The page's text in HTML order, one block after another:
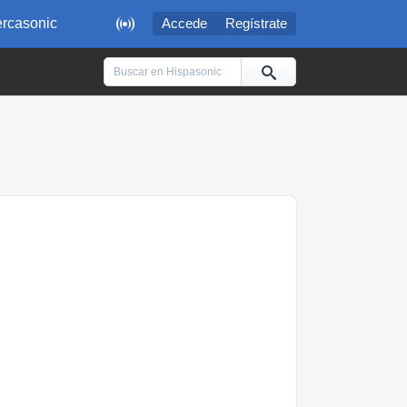
 Accede Regístrate